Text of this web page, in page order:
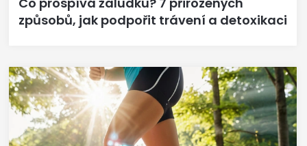
způsobů, jak podpořit trávení a detoxikaci